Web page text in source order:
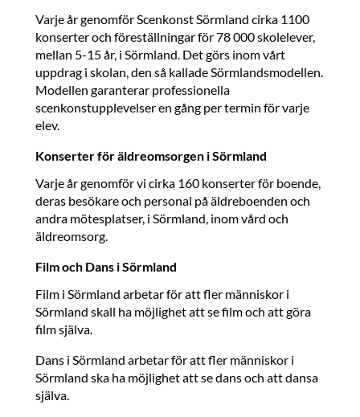
Varje år genomför Scenkonst Sörmland cirka 1100
konserter och föreställningar för 78 000 skolelever,
mellan 5-15 år, i Sörmland. Det görs inom vårt
uppdrag i skolan, den så kallade Sörmlandsmodellen.
Modellen garanterar professionella
scenkonstupplevelser en gång per termin för varje
elev.
Konserter för äldreomsorgen i Sörmland
Varje år genomför vi cirka 160 konserter för boende,
deras besökare och personal på äldreboenden och
andra mötesplatser, i Sörmland, inom vård och
äldreomsorg.
Film och Dans i Sörmland
Film i Sörmland arbetar för att fler människor i
Sörmland skall ha möjlighet att se film och att göra
film själva.
Dans i Sörmland arbetar för att fler människor i
Sörmland ska ha möjlighet att se dans och att dansa
själva.